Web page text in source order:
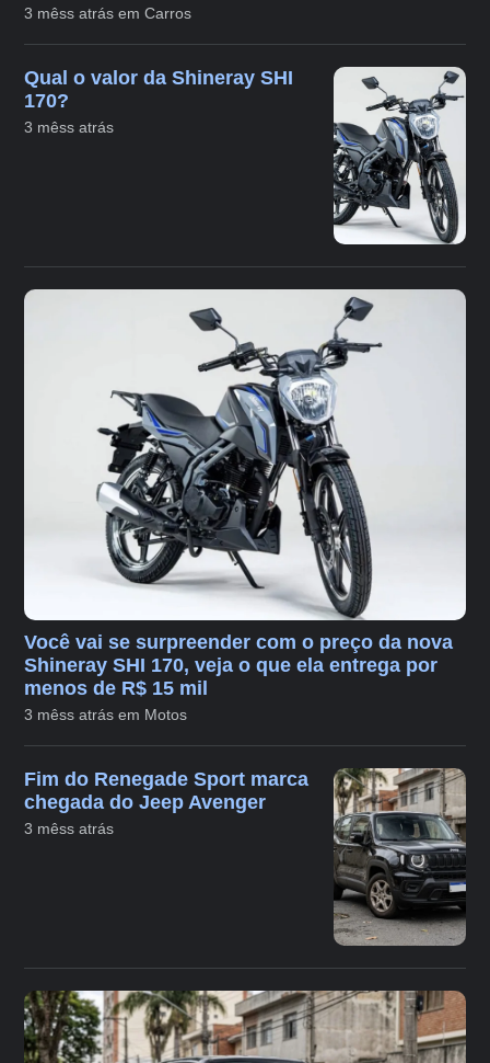
3 mêss atrás em Carros
Qual o valor da Shineray SHI
170?
3 mêss atrás
Você vai se surpreender com o preço da nova
Shineray SHI 170, veja o que ela entrega por
menos de R$ 15 mil
3 mêss atrás em Motos
Fim do Renegade Sport marca
chegada do Jeep Avenger
3 mêss atrás